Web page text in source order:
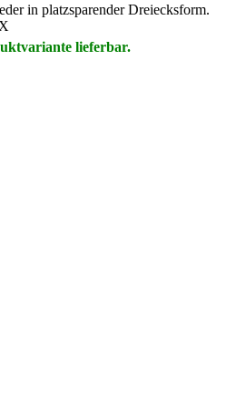
in platzsparender Dreiecksform.
lieferbar.